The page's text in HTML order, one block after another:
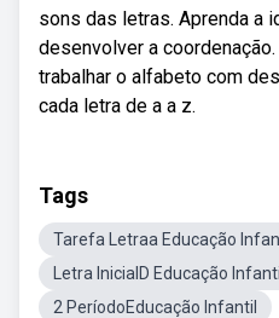
sons das letras. Aprenda a
desenvolver a
trabalhar o alfabeto com
cada letra de a a z.
Tags
Tarefa Letraa Educação
Letra InicialD Educação Infantil
2 PeríodoEducação Infantil